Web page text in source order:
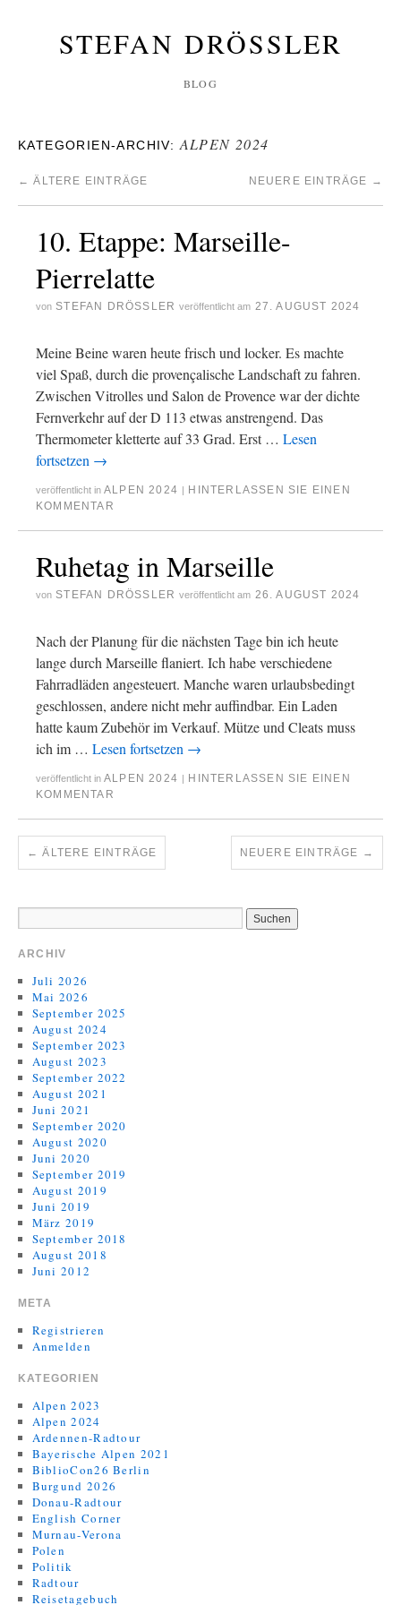
STEFAN DRÖSSLER
BLOG
KATEGORIEN-ARCHIV: ALPEN 2024
← ÄLTERE EINTRÄGE NEUERE EINTRÄGE →
10. Etappe: Marseille-
Pierrelatte
von STEFAN DRÖSSLER veröffentlicht am 27. AUGUST 2024
Meine Beine waren heute frisch und locker. Es machte
viel Spaß, durch die provençalische Landschaft zu fahren.
Zwischen Vitrolles und Salon de Provence war der dichte
Fernverkehr auf der D 113 etwas anstrengend. Das
Thermometer kletterte auf 33 Grad. Erst … Lesen
fortsetzen →
veröffentlicht in ALPEN 2024 | HINTERLASSEN SIE EINEN
KOMMENTAR
Ruhetag in Marseille
von STEFAN DRÖSSLER veröffentlicht am 26. AUGUST 2024
Nach der Planung für die nächsten Tage bin ich heute
lange durch Marseille flaniert. Ich habe verschiedene
Fahrradläden angesteuert. Manche waren urlaubsbedingt
geschlossen, andere nicht mehr auffindbar. Ein Laden
hatte kaum Zubehör im Verkauf. Mütze und Cleats muss
ich im … Lesen fortsetzen →
veröffentlicht in ALPEN 2024 | HINTERLASSEN SIE EINEN
KOMMENTAR
← ÄLTERE EINTRÄGE NEUERE EINTRÄGE →
ARCHIV
Juli 2026
Mai 2026
September 2025
August 2024
September 2023
August 2023
September 2022
August 2021
Juni 2021
September 2020
August 2020
Juni 2020
September 2019
August 2019
Juni 2019
März 2019
September 2018
August 2018
Juni 2012
META
Registrieren
Anmelden
KATEGORIEN
Alpen 2023
Alpen 2024
Ardennen-Radtour
Bayerische Alpen 2021
BiblioCon26 Berlin
Burgund 2026
Donau-Radtour
English Corner
Murnau-Verona
Polen
Politik
Radtour
Reisetagebuch